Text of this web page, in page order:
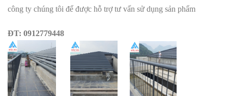
công ty chúng tôi để được hỗ trợ tư vấn sử dụng sản phẩm
ĐT: 0912779448